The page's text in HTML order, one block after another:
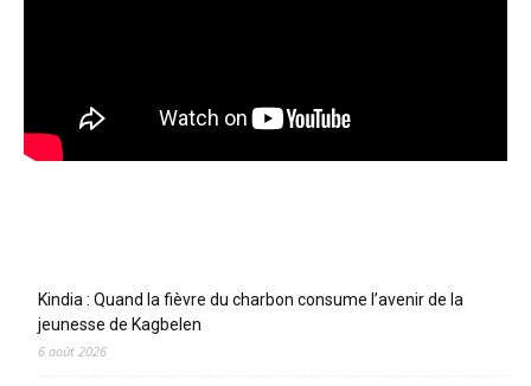
Kindia : Quand la fièvre du charbon consume l’avenir de la
jeunesse de Kagbelen
6 août 2026